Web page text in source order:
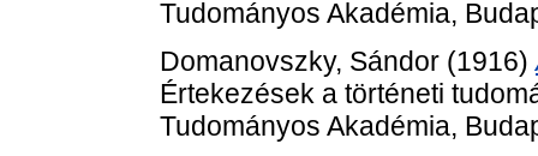
Tudományos Akadémia,
Domanovszky, Sándor (1916)
Értekezések a történeti
Tudományos Akadémia,